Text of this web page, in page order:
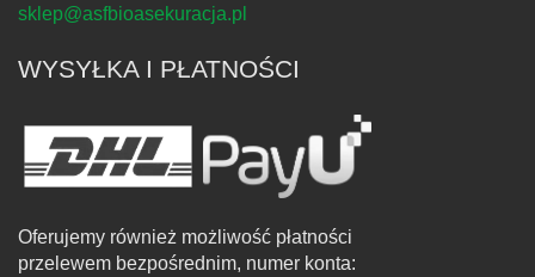
sklep@asfbioasekuracja.pl
WYSYŁKA I PŁATNOŚCI
Oferujemy również możliwość płatności
przelewem bezpośrednim, numer konta: